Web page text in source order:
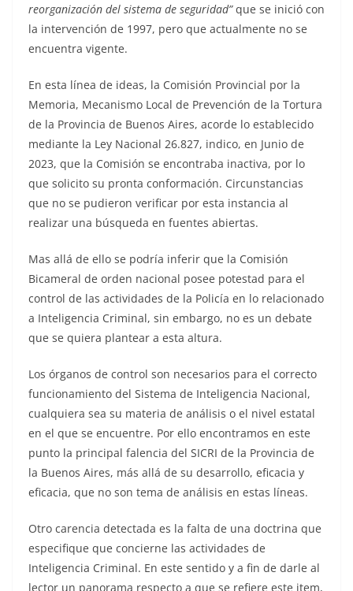
reorganización del sistema de seguridad”que se inició con
la intervención de 1997, pero que actualmente no se
encuentra vigente.
En esta línea de ideas, la Comisión Provincial por la
Memoria, Mecanismo Local de Prevención de la Tortura
de la Provincia de Buenos Aires, acorde lo establecido
mediante la Ley Nacional 26.827, indico, en Junio de
2023, que la Comisión se encontraba inactiva, por lo
que solicito su pronta conformación. Circunstancias
que no se pudieron verificar por esta instancia al
realizar una búsqueda en fuentes abiertas.
Mas allá de ello se podría inferir que la Comisión
Bicameral de orden nacional posee potestad para el
control de las actividades de la Policía en lo relacionado
a Inteligencia Criminal, sin embargo, no es un debate
que se quiera plantear a esta altura.
Los órganos de control son necesarios para el correcto
funcionamiento del Sistema de Inteligencia Nacional,
cualquiera sea su materia de análisis o el nivel estatal
en el que se encuentre. Por ello encontramos en este
punto la principal falencia del SICRI de la Provincia de
la Buenos Aires, más allá de su desarrollo, eficacia y
eficacia, que no son tema de análisis en estas líneas.
Otro carencia detectada es la falta de una doctrina que
especifique que concierne las actividades de
Inteligencia Criminal. En este sentido y a fin de darle al
lector un panorama respecto a que se refiere este item,